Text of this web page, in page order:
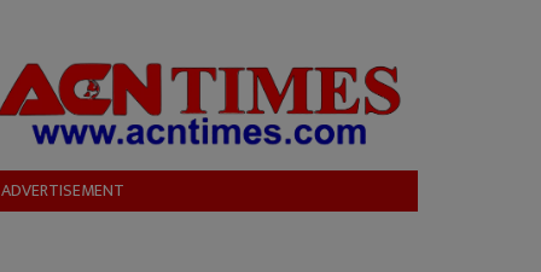
ADVERTISEMENT